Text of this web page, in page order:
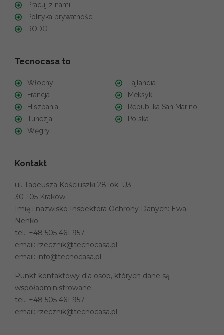
Pracuj z nami
Polityka prywatności
RODO
Tecnocasa to
Włochy
Francja
Hiszpania
Tunezja
Węgry
Tajlandia
Meksyk
Republika San Marino
Polska
Kontakt
ul. Tadeusza Kościuszki 28 lok. U3
30-105 Kraków
Imię i nazwisko Inspektora Ochrony Danych: Ewa
Nenko
tel.: +48 505 461 957
email: rzecznik@tecnocasa.pl
email: info@tecnocasa.pl
Punkt kontaktowy dla osób, których dane są
współadministrowane:
tel.: +48 505 461 957
email: rzecznik@tecnocasa.pl